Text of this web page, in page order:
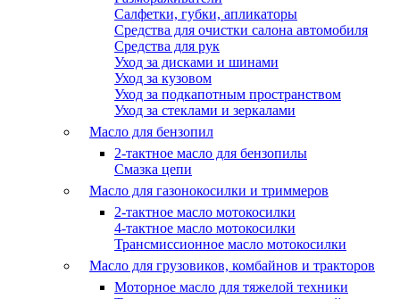
Салфетки, губки, апликаторы
Средства для очистки салона автомобиля
Средства для рук
Уход за дисками и шинами
Уход за кузовом
Уход за подкапотным пространством
Уход за стеклами и зеркалами
Масло для бензопил
2-тактное масло для бензопилы
Cмазка цепи
Масло для газонокосилки и триммеров
2-тактное масло мотокосилки
4-тактное масло мотокосилки
Трансмиссионное масло мотокосилки
Масло для грузовиков, комбайнов и тракторов
Моторное масло для тяжелой техники